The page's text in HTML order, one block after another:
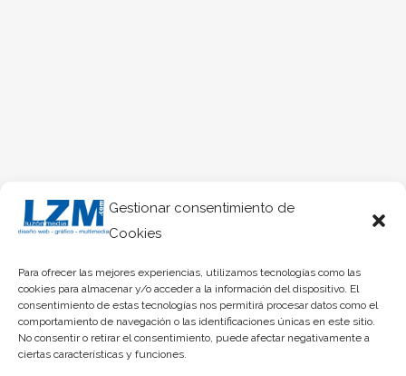
Gestionar consentimiento de
Cookies
Para ofrecer las mejores experiencias, utilizamos tecnologías como las
cookies para almacenar y/o acceder a la información del dispositivo. El
consentimiento de estas tecnologías nos permitirá procesar datos como el
comportamiento de navegación o las identificaciones únicas en este sitio.
No consentir o retirar el consentimiento, puede afectar negativamente a
ciertas características y funciones.